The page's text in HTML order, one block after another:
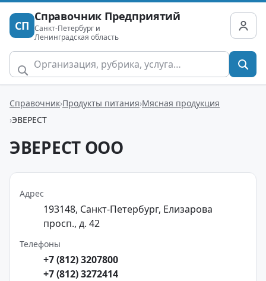
СП
Справочник Предприятий
Санкт-Петербург и
Ленинградская область
Справочник Продукты питания Мясная продукция
ЭВЕРЕСТ
ЭВЕРЕСТ ООО
Адрес
193148, Санкт-Петербург, Елизарова
просп., д. 42
Телефоны
+7 (812) 3207800
+7 (812) 3272414